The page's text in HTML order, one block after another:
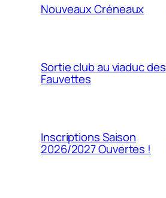
Nouveaux Créneaux
Sortie club au viaduc des
Fauvettes
Inscriptions Saison
2026/2027 Ouvertes !